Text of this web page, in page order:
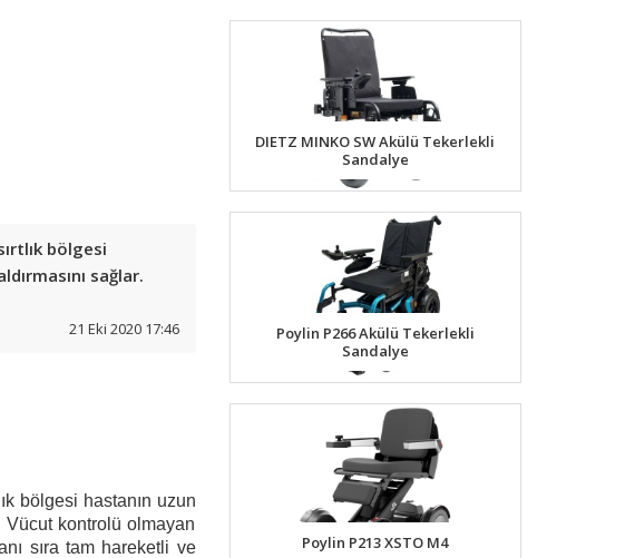
bölgesi
sağlar.
21 Eki 2020 17:46
bölgesi hastanın uzun
Vücut kontrolü olmayan
sıra tam hareketli ve
DIETZ MINKO SW Akülü Tekerlekli
Sandalye
Poylin P266 Akülü Tekerlekli
Sandalye
Poylin P213 XSTO M4